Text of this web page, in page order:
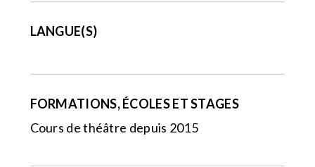
LANGUE(S)
FORMATIONS, ÉCOLES ET STAGES
Cours de théâtre depuis 2015